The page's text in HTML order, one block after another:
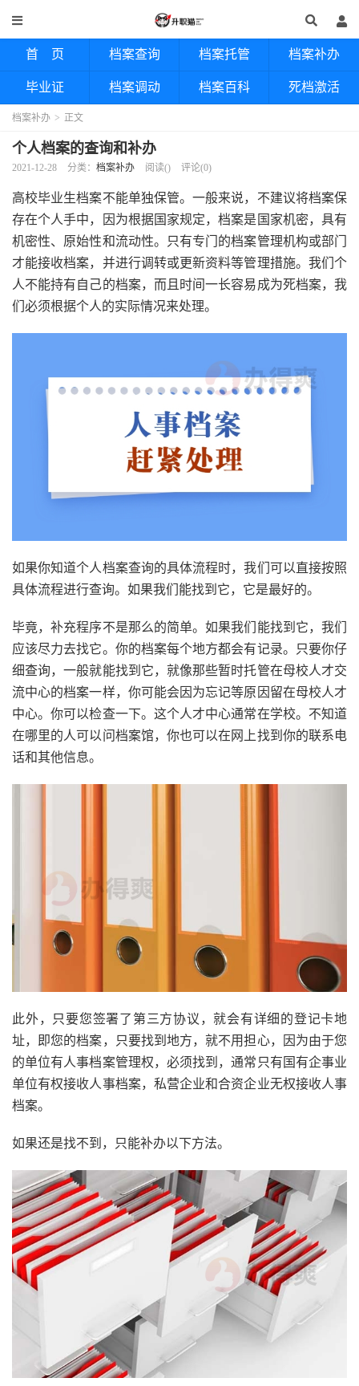
首 页 档案查询 档案托管 档案补办
毕业证 档案调动 档案百科 死档激活
档案补办 > 正文
个人档案的查询和补办
2021-12-28 分类： 档案补办 阅读() 评论(0)
高校毕业生档案不能单独保管。一般来说，不建议将档案保
存在个人手中，因为根据国家规定，档案是国家机密，具有
机密性、原始性和流动性。只有专门的档案管理机构或部门
才能接收档案，并进行调转或更新资料等管理措施。我们个
人不能持有自己的档案，而且时间一长容易成为死档案，我
们必须根据个人的实际情况来处理。
如果你知道个人档案查询的具体流程时，我们可以直接按照
具体流程进行查询。如果我们能找到它，它是最好的。
毕竟，补充程序不是那么的简单。如果我们能找到它，我们
应该尽力去找它。你的档案每个地方都会有记录。只要你仔
细查询，一般就能找到它，就像那些暂时托管在母校人才交
流中心的档案一样，你可能会因为忘记等原因留在母校人才
中心。你可以检查一下。这个人才中心通常在学校。不知道
在哪里的人可以问档案馆，你也可以在网上找到你的联系电
话和其他信息。
此外，只要您签署了第三方协议，就会有详细的登记卡地
址，即您的档案，只要找到地方，就不用担心，因为由于您
的单位有人事档案管理权，必须找到，通常只有国有企事业
单位有权接收人事档案，私营企业和合资企业无权接收人事
档案。
如果还是找不到，只能补办以下方法。